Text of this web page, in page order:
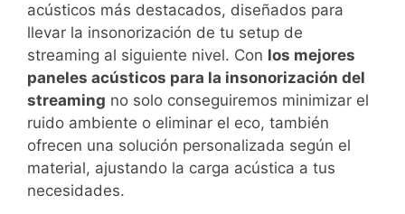
acústicos más destacados, diseñados para
llevar la insonorización de tu setup de
streaming al siguiente nivel. Con los mejores
paneles acústicos para la insonorización del
streaming no solo conseguiremos minimizar el
ruido ambiente o eliminar el eco, también
ofrecen una solución personalizada según el
material, ajustando la carga acústica a tus
necesidades.